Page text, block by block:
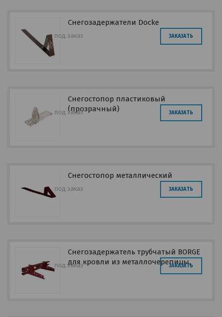
Снегозадержатели Docke
под заказ ЗАКАЗАТЬ
Снегостопор пластиковый
(прозрачный)
под заказ ЗАКАЗАТЬ
Снегостопор металлический
под заказ ЗАКАЗАТЬ
Снегозадержатель трубчатый BORGE
для кровли из металлочерепицы,
профнастила, материалов на основе
под заказ ЗАКАЗАТЬ